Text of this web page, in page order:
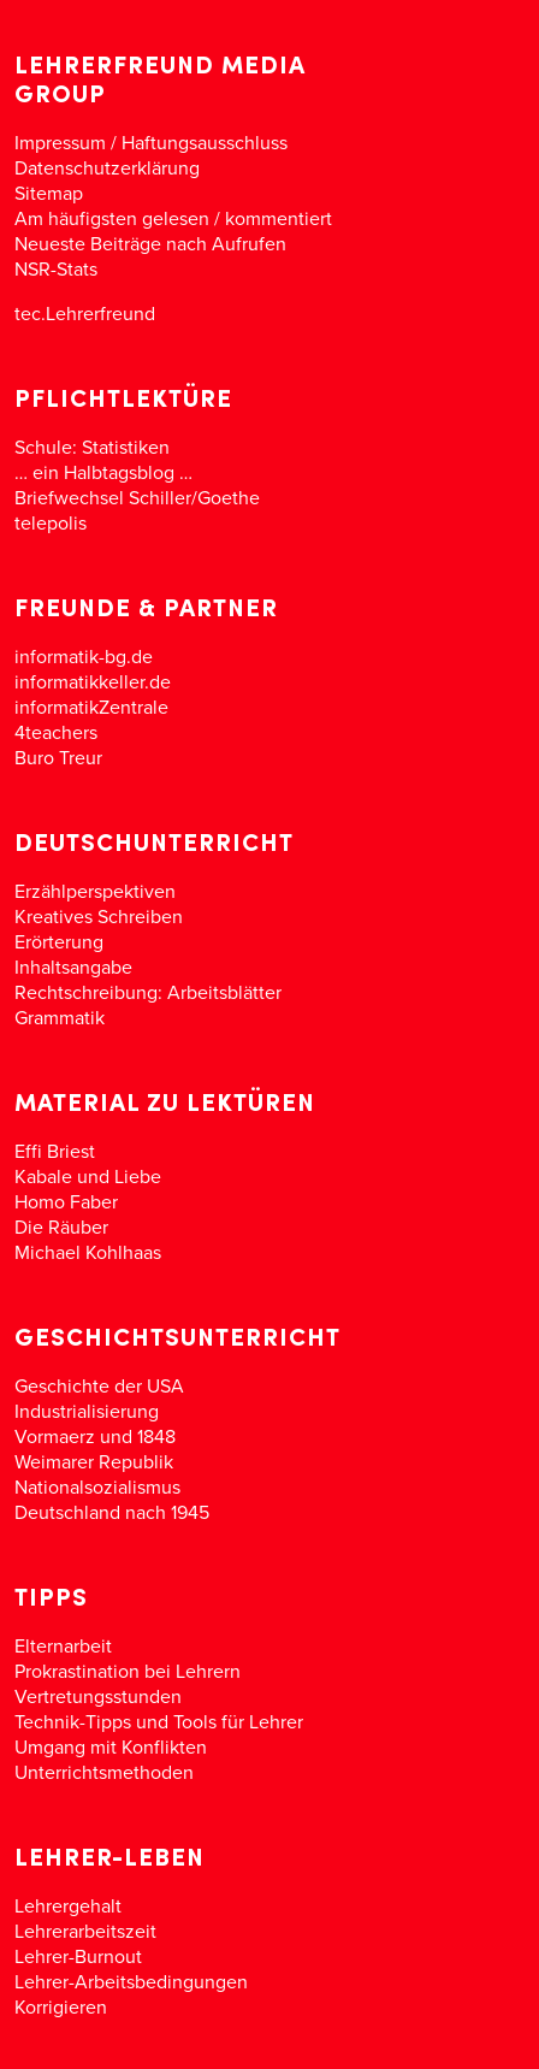
LEHRERFREUND MEDIA
GROUP
Impressum / Haftungsausschluss
Datenschutzerklärung
Sitemap
Am häufigsten gelesen / kommentiert
Neueste Beiträge nach Aufrufen
NSR-Stats
tec.Lehrerfreund
PFLICHTLEKTÜRE
Schule: Statistiken
… ein Halbtagsblog …
Briefwechsel Schiller/Goethe
telepolis
FREUNDE & PARTNER
informatik-bg.de
informatikkeller.de
informatikZentrale
4teachers
Buro Treur
DEUTSCHUNTERRICHT
Erzählperspektiven
Kreatives Schreiben
Erörterung
Inhaltsangabe
Rechtschreibung: Arbeitsblätter
Grammatik
MATERIAL ZU LEKTÜREN
Effi Briest
Kabale und Liebe
Homo Faber
Die Räuber
Michael Kohlhaas
GESCHICHTSUNTERRICHT
Geschichte der USA
Industrialisierung
Vormaerz und 1848
Weimarer Republik
Nationalsozialismus
Deutschland nach 1945
TIPPS
Elternarbeit
Prokrastination bei Lehrern
Vertretungsstunden
Technik-Tipps und Tools für Lehrer
Umgang mit Konflikten
Unterrichtsmethoden
LEHRER-LEBEN
Lehrergehalt
Lehrerarbeitszeit
Lehrer-Burnout
Lehrer-Arbeitsbedingungen
Korrigieren